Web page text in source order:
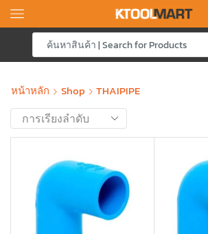
หน้าหลัก Shop THAIPIPE